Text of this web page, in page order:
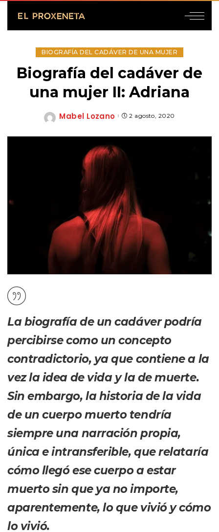
BIOGRAFÍA DEL CADÁVER DE UNA MUJER
Biografía del cadáver de
una mujer II: Adriana
Posted
Mabel Lozano 2 agosto, 2020
La biografía de un cadáver podría
percibirse como un concepto
contradictorio, ya que contiene a la
vez la idea de vida y la de muerte.
Sin embargo, la historia de la vida
de un cuerpo muerto tendría
siempre una narración propia,
única e intransferible, que relataría
cómo llegó ese cuerpo a estar
muerto sin que ya no importe,
aparentemente, lo que vivió y cómo
lo vivió.